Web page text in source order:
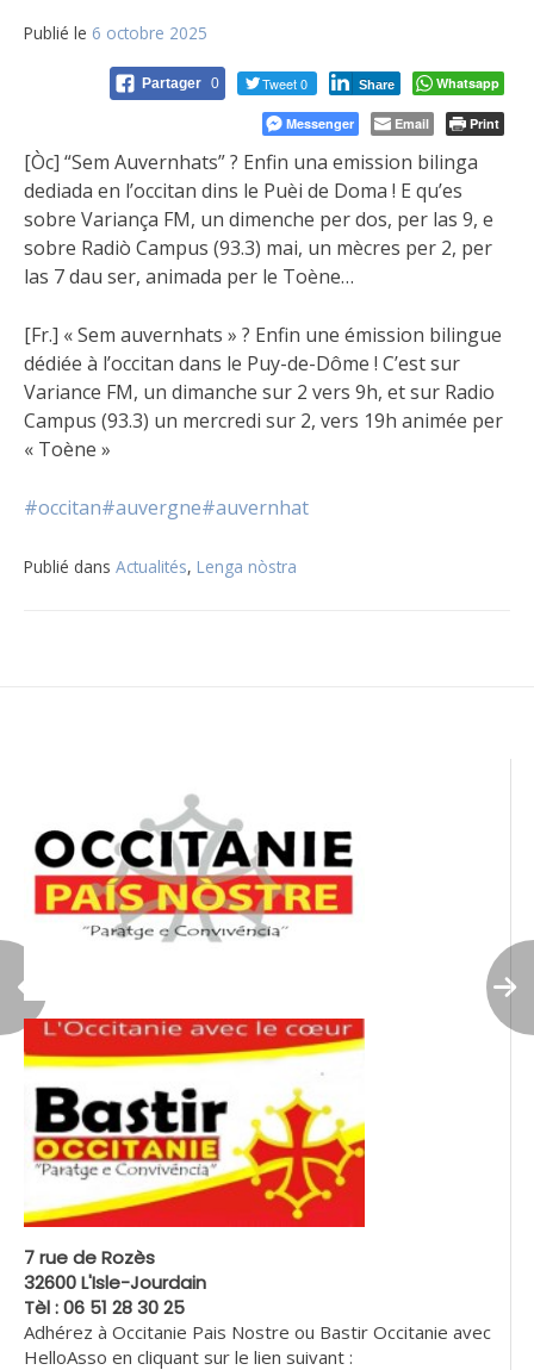
Publié le 6 octobre 2025
Partager 0 Tweet 0 Share Whatsapp
Messenger Email Print
[Òc] “Sem Auvernhats” ? Enfin una emission bilinga
dediada en l’occitan dins le Puèi de Doma ! E qu’es
sobre Variança FM, un dimenche per dos, per las 9, e
sobre Radiò Campus (93.3) mai, un mècres per 2, per
las 7 dau ser, animada per le Toène…
[Fr.] « Sem auvernhats » ? Enfin une émission bilingue
dédiée à l’occitan dans le Puy-de-Dôme ! C’est sur
Variance FM, un dimanche sur 2 vers 9h, et sur Radio
Campus (93.3) un mercredi sur 2, vers 19h animée per
« Toène »
#occitan#auvergne#auvernhat
Publié dans Actualités, Lenga nòstra
7 rue de Rozès
32600 L'Isle-Jourdain
Tèl : 06 51 28 30 25
Adhérez à Occitanie Pais Nostre ou Bastir Occitanie avec
HelloAsso en cliquant sur le lien suivant :